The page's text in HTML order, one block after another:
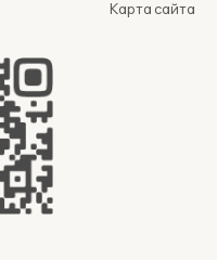
Карта сайта